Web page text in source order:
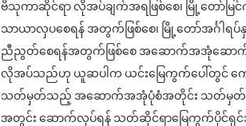
ဗိသုကာဆိုင်ရာ လိုအပ်ချက်အရဖြစ်စေ၊ မြို့တော်မြင်
သာယာလှပစေရန် အတွက်ဖြစ်စေ၊ မြို့တော်အင်္ဂါရပ်
ညီညွတ်စေရန်အတွက်ဖြစ်စေ အဆောက်အအုံဆော
လိုအပ်သည်ဟု ယူဆပါက ယင်းမြေကွက်ပေါ်တွင် က
သတ်မှတ်သည့် အဆောက်အအုံပုံစံအတိုင်း သတ်မှ
အတွင်း ဆောက်လုပ်ရန် သတ်ဆိုင်ရာမြေကွက်ပိုင်ရှင်